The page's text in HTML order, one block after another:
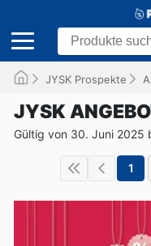
JYSK Prospekte
JYSK
Gültig von 30. Juni 2025
1